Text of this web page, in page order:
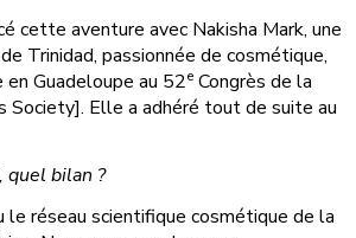
cette aventure avec Nakisha Mark, une
Trinidad, passionnée de cosmétique,
en Guadeloupe au 52e Congrès de la
Society]. Elle a adhéré tout de suite au
quel bilan ?
le réseau scientifique cosmétique de la